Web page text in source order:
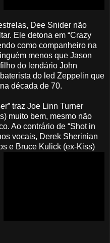
Dee Snider não
Ele detona em “Crazy
como companheiro na
menos que Jason
do lendário John
do led Zeppelin que
década de 70.
traz Joe Linn Turner
muito bem, mesmo não
Ao contrário de “Shot in
vocais, Derek Sherinian
e Bruce Kulick (ex-Kiss)